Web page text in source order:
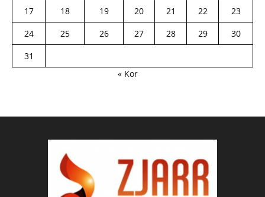
17
18 19 20 21 22
23
24
25 26 27 28 29
30
31
« Kor